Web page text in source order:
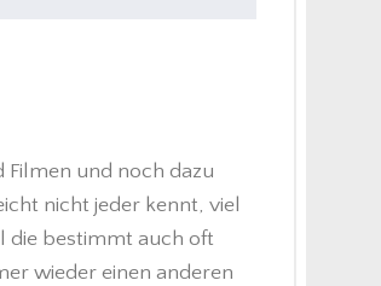
und noch dazu
nicht jeder kennt, viel
die bestimmt auch oft
wieder einen anderen